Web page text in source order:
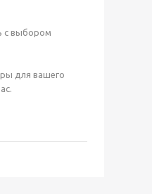
с выбором
для вашего